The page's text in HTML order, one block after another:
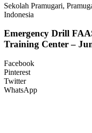
Sekolah Pramugari,
Indonesia
Emergency Drill
Training Center –
Facebook
Pinterest
Twitter
WhatsApp